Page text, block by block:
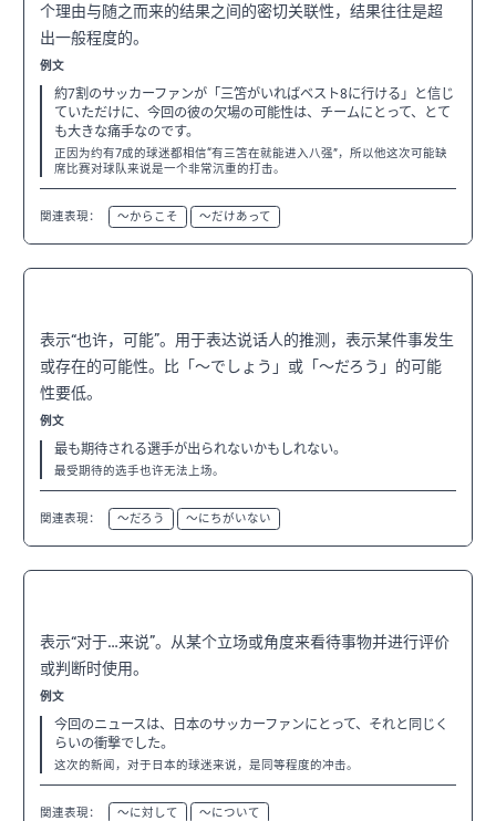
个理由与随之而来的结果之间的密切关联性，结果往往是超
出一般程度的。
例文
約7割のサッカーファンが「三笘がいればベスト8に行ける」と信じ
ていただけに、今回の彼の欠場の可能性は、チームにとって、とて
も大きな痛手なのです。
正因为约有7成的球迷都相信“有三笘在就能进入八强”，所以他这次可能缺
席比赛对球队来说是一个非常沉重的打击。
関連表現： 〜からこそ 〜だけあって
表示“也许，可能”。用于表达说话人的推测，表示某件事发生
或存在的可能性。比「〜でしょう」或「〜だろう」的可能
性要低。
例文
最も期待される選手が出られないかもしれない。
最受期待的选手也许无法上场。
関連表現： 〜だろう 〜にちがいない
表示“对于…来说”。从某个立场或角度来看待事物并进行评价
或判断时使用。
例文
今回のニュースは、日本のサッカーファンにとって、それと同じく
らいの衝撃でした。
这次的新闻，对于日本的球迷来说，是同等程度的冲击。
関連表現： 〜に対して 〜について